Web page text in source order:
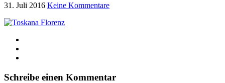
31. Juli 2016 Keine Kommentare
Schreibe einen Kommentar